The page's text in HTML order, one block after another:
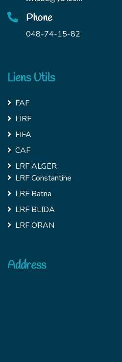
Phone
048-74-15-82
Liens Utils
FAF
LIRF
FIFA
CAF
LRF ALGER
LRF Constantine
LRF Batna
LRF BLIDA
LRF ORAN
Address